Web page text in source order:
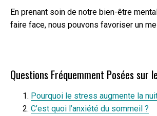
En prenant soin de notre bien-être
faire face, nous pouvons favoriser un
Questions Fréquemment Posées sur
Pourquoi le stress augmente la
C’est quoi l’anxiété du sommeil ?